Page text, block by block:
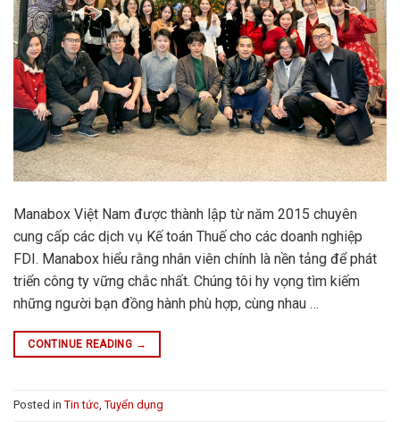
Manabox Việt Nam được thành lập từ năm 2015 chuyên
cung cấp các dịch vụ Kế toán Thuế cho các doanh nghiệp
FDI. Manabox hiểu rằng nhân viên chính là nền tảng để phát
triển công ty vững chắc nhất. Chúng tôi hy vọng tìm kiếm
những người bạn đồng hành phù hợp, cùng nhau …
CONTINUE READING →
Posted in Tin tức Tuyển dụng